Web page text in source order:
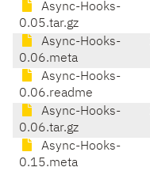
Async-Hooks-
0.05.tar.gz
Async-Hooks-
0.06.meta
Async-Hooks-
0.06.readme
Async-Hooks-
0.06.tar.gz
Async-Hooks-
0.15.meta